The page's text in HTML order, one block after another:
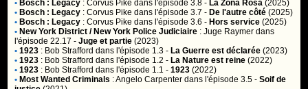
• Bosch : Legacy :Corvus Pike dans l'épisode 3.8 - La Zona Rosa (2025)
• Bosch : Legacy :Corvus Pike dans l'épisode 3.7 - De l'autre côté (2025)
• Bosch : Legacy :Corvus Pike dans l'épisode 3.6 - Hors service (2025)
• New York District / New York Police Judiciaire :Juge Raymer dans
l'épisode 22.17 -Juge et partie (2023)
• 1923 : Bob Strafford dans l'épisode 1.3 - La Guerre est déclarée (2023)
• 1923 : Bob Strafford dans l'épisode 1.2 - La Nature est reine (2022)
• 1923 : Bob Strafford dans l'épisode 1.1 -1923 (2022)
• Most Wanted Criminals :Angelo Carpenter dans l'épisode 3.5 -Soif de